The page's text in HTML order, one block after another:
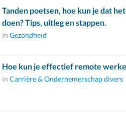
Tanden poetsen, hoe kun je dat
doen? Tips, uitleg en stappen.
in Gezondheid
Hoe kun je effectief remote
in Carrière & Ondernemerschap divers